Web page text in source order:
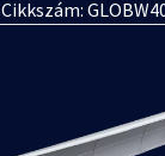
Cikkszám: